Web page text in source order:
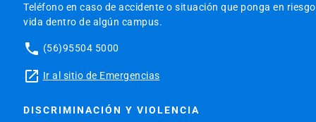
Teléfono en caso de accidente o situación que ponga en
vida dentro de algún campus.
phone (56)95504 5000
launch Ir al sitio de Emergencias
DISCRIMINACIÓN Y VIOLENCIA